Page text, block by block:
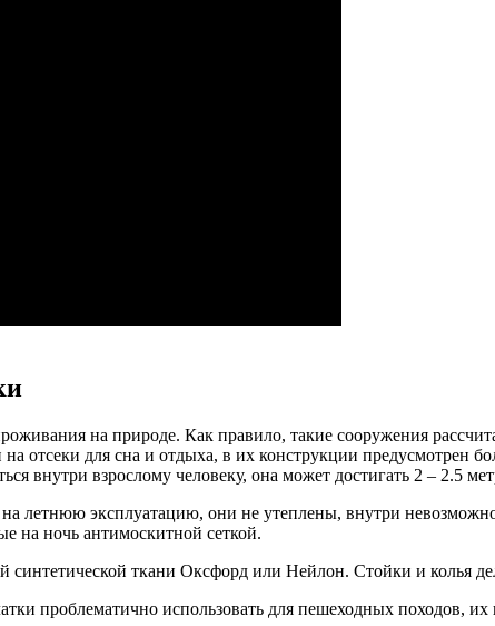
на природе. Как правило, такие сооружения
отсеки для сна и отдыха, в их конструкции предусмотрен
внутри взрослому человеку, она может достигать 2 – 2.5
летнюю эксплуатацию, они не утеплены, внутри
на ночь антимоскитной сеткой.
синтетической ткани Оксфорд или Нейлон. Стойки и колья
проблематично использовать для пешеходных походов,